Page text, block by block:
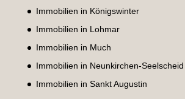
Immobilien in Königswinter
Immobilien in Lohmar
Immobilien in Much
Immobilien in Neunkirchen-Seelscheid
Immobilien in Sankt Augustin